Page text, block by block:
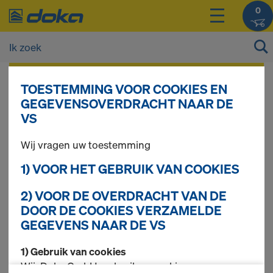
0
inloggenbekijken.
Houten dragers
2 producten gevonden
Meest gezocht
Doka drager H20 eco N
TOESTEMMING VOOR COOKIES EN
GEGEVENSOVERDRACHT NAAR DE
VS
Wij vragen uw toestemming
1) VOOR HET GEBRUIK VAN COOKIES
2) VOOR DE OVERDRACHT VAN DE
DOOR DE COOKIES VERZAMELDE
GEGEVENS NAAR DE VS
1) Gebruik van cookies
Wij, Doka GmbH, gebruiken cookies en